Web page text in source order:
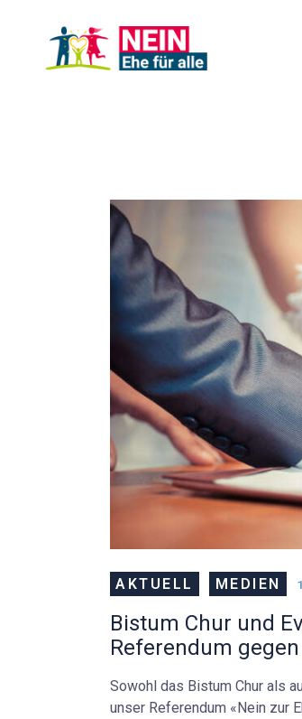
AKTUELL MEDIEN
Bistum Chur und
Referendum
Sowohl das Bistum Chur als
unser Referendum «Nein zur